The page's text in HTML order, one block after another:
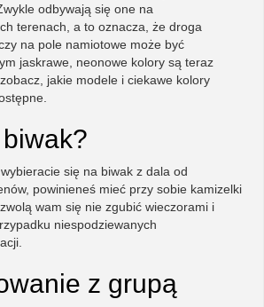
odbywają się one na
terenach, a to oznacza, że droga
na pole namiotowe może być
jaskrawe, neonowe kolory są teraz
jakie modele i ciekawe kolory
się na biwak z dala od
powinieneś mieć przy sobie kamizelki
wam się nie zgubić wieczorami i
niespodziewanych
z grupą